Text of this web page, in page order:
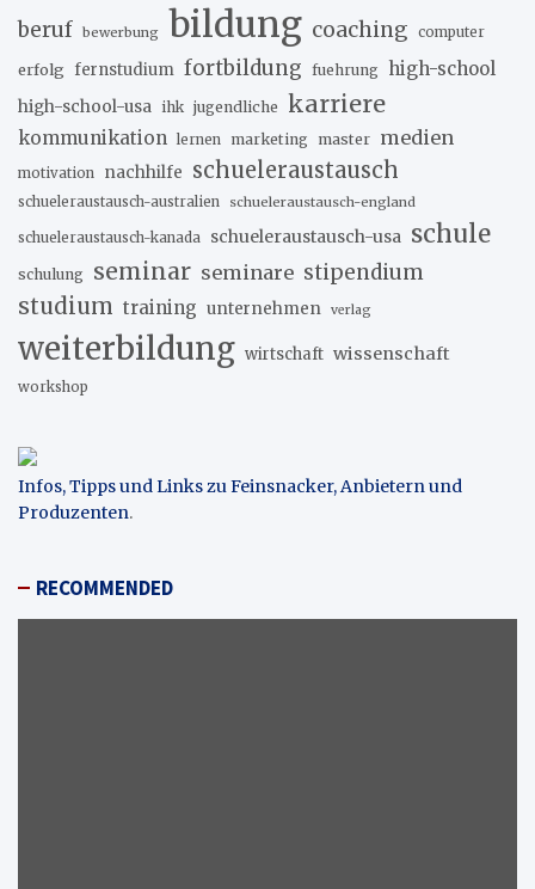
beruf bewerbung bildung coaching computer
erfolg fernstudium fortbildung fuehrung high-school
high-school-usa ihk jugendliche karriere
kommunikation lernen marketing master medien
motivation nachhilfe schueleraustausch
schueleraustausch-australien schueleraustausch-england
schueleraustausch-kanada schueleraustausch-usa schule
schulung seminar seminare stipendium
studium training unternehmen verlag
weiterbildung wirtschaft wissenschaft
workshop
Infos, Tipps und Links zu Feinsnacker, Anbietern und
Produzenten.
RECOMMENDED